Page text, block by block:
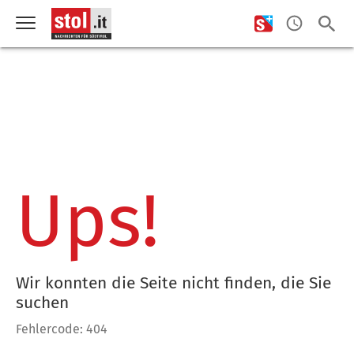
Ups!
Wir konnten die Seite nicht finden, die Sie
suchen
Fehlercode: 404